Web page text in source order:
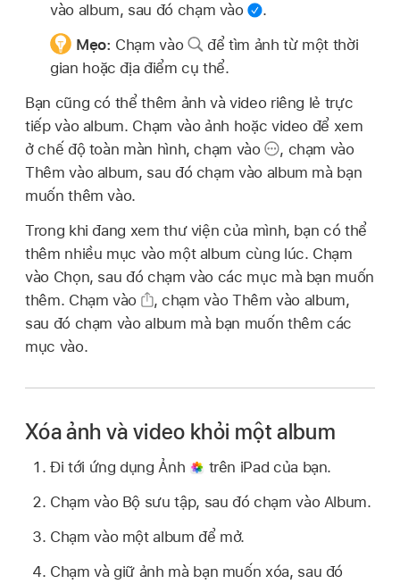
vào album, sau đó chạm vào
.
Mẹo: Chạm vào
để tìm ảnh từ một thời
gian hoặc địa điểm cụ thể.
Bạn cũng có thể thêm ảnh và video riêng lẻ trực
tiếp vào album. Chạm vào ảnh hoặc video để xem
ở chế độ toàn màn hình, chạm vào
, chạm vào
Thêm vào album, sau đó chạm vào album mà bạn
muốn thêm vào.
Trong khi đang xem thư viện của mình, bạn có thể
thêm nhiều mục vào một album cùng lúc. Chạm
vào Chọn, sau đó chạm vào các mục mà bạn muốn
thêm. Chạm vào
, chạm vào Thêm vào album,
sau đó chạm vào album mà bạn muốn thêm các
mục vào.
Xóa ảnh và video khỏi một album
Đi tới ứng dụng Ảnh
trên iPad của bạn.
Chạm vào Bộ sưu tập, sau đó chạm vào Album.
Chạm vào một album để mở.
Chạm và giữ ảnh mà bạn muốn xóa, sau đó